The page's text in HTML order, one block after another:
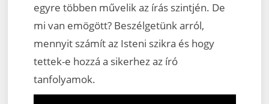
egyre többen művelik az írás szintjén. De
mi van emögött? Beszélgetünk arról,
mennyit számít az Isteni szikra és hogy
tettek-e hozzá a sikerhez az író
tanfolyamok.